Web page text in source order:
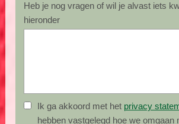
Heb je nog vragen of wil je alvast iets
hieronder
Ik ga akkoord met het privacy
hebben vastgelegd hoe we omgaan